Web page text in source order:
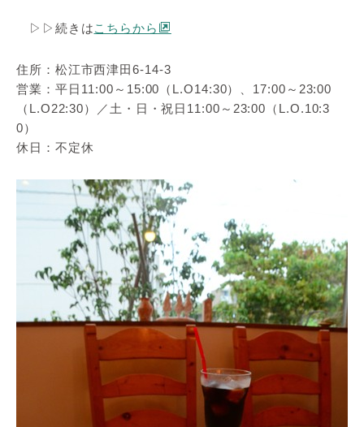
▷▷続きはこちらから
住所：松江市西津田6-14-3
営業：平日11:00～15:00（L.O14:30）、17:00～23:00
（L.O22:30）／土・日・祝日11:00～23:00（L.O.10:3
0）
休日：不定休